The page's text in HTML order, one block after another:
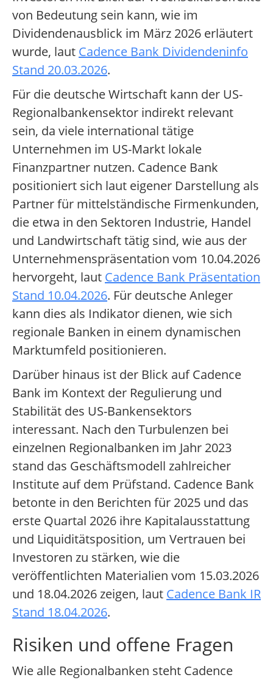
von Bedeutung sein kann, wie im
Dividendenausblick im März 2026 erläutert
wurde, laut Cadence Bank Dividendeninfo
Stand 20.03.2026.
Für die deutsche Wirtschaft kann der US-
Regionalbankensektor indirekt relevant
sein, da viele international tätige
Unternehmen im US-Markt lokale
Finanzpartner nutzen. Cadence Bank
positioniert sich laut eigener Darstellung als
Partner für mittelständische Firmenkunden,
die etwa in den Sektoren Industrie, Handel
und Landwirtschaft tätig sind, wie aus der
Unternehmenspräsentation vom 10.04.2026
hervorgeht, laut Cadence Bank Präsentation
Stand 10.04.2026. Für deutsche Anleger
kann dies als Indikator dienen, wie sich
regionale Banken in einem dynamischen
Marktumfeld positionieren.
Darüber hinaus ist der Blick auf Cadence
Bank im Kontext der Regulierung und
Stabilität des US-Bankensektors
interessant. Nach den Turbulenzen bei
einzelnen Regionalbanken im Jahr 2023
stand das Geschäftsmodell zahlreicher
Institute auf dem Prüfstand. Cadence Bank
betonte in den Berichten für 2025 und das
erste Quartal 2026 ihre Kapitalausstattung
und Liquiditätsposition, um Vertrauen bei
Investoren zu stärken, wie die
veröffentlichten Materialien vom 15.03.2026
und 18.04.2026 zeigen, laut Cadence Bank IR
Stand 18.04.2026.
Risiken und offene Fragen
Wie alle Regionalbanken steht Cadence